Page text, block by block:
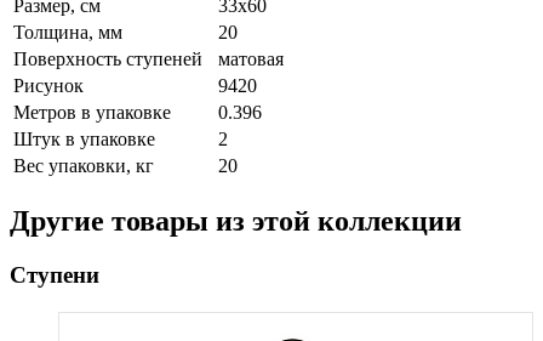
Размер, см
33x60
Толщина, мм
20
Поверхность ступеней
матовая
Рисунок
9420
Метров в упаковке
0.396
Штук в упаковке
2
Вес упаковки, кг
20
Другие товары из этой коллекции
Ступени